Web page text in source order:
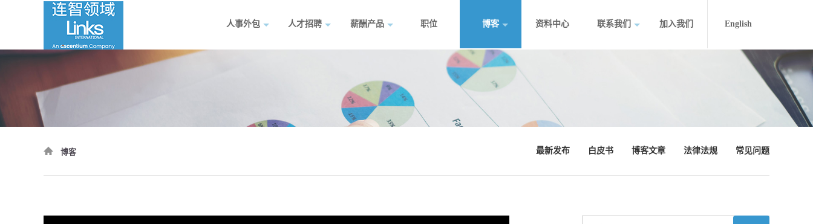
人事外包 人才招聘 薪酬产品 职位 博客 资料中心 联系我们 加入我们 English
博客 最新发布 白皮书 博客文章 法律法规 常见问题